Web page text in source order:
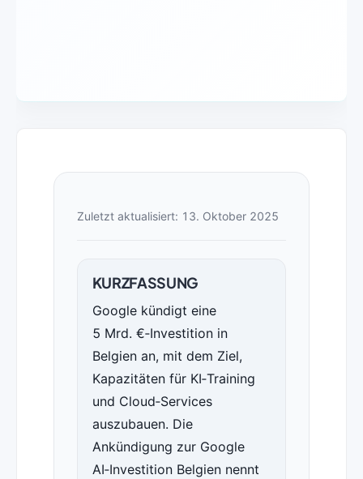
Zuletzt aktualisiert: 13. Oktober 2025
KURZFASSUNG
Google kündigt eine
5 Mrd. €‑Investition in
Belgien an, mit dem Ziel,
Kapazitäten für KI‑Training
und Cloud‑Services
auszubauen. Die
Ankündigung zur Google
AI‑Investition Belgien nennt